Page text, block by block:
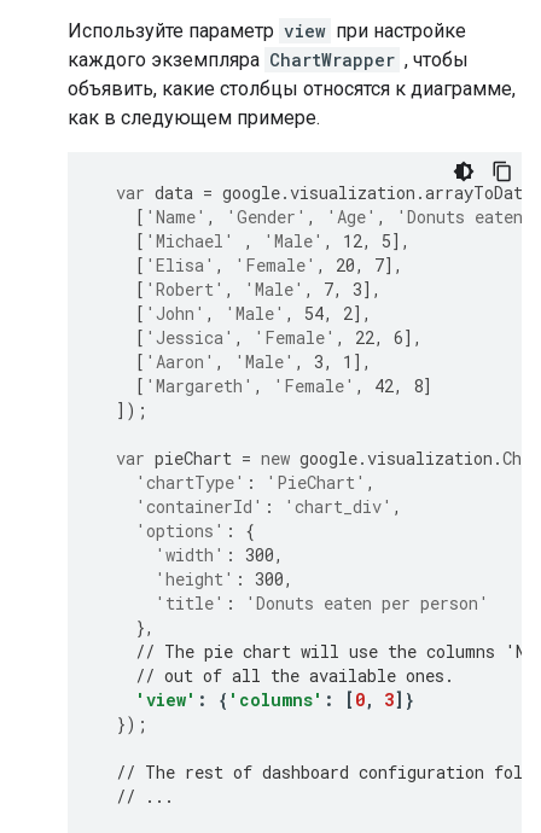
Используйте параметр view при настройке
каждого экземпляра ChartWrapper , чтобы
объявить, какие столбцы относятся к диаграмме,
как в следующем примере.
var data = google.visualization .
[ 'Name' , 'Gender' , 'Age' , 'Donuts eaten'
[ 'Michael' , 'Male' , 12, 5],
[ 'Elisa' , 'Female' , 20, 7],
[ 'Robert' , 'Male' , 7, 3],
[ 'John' , 'Male' , 54, 2],
[ 'Jessica' , 'Female' , 22, 6],
[ 'Aaron' , 'Male' , 3, 1 ],
[ 'Margareth' , 'Female' , 42, 8]
]);
var pieChart = new google.visualization .
'chartType' : 'PieChart' ,
'containerId' : 'chart_div' ,
'options' :
{
'width' : 300,
'height' : 300,
'title' :
'Donuts eaten per person'
},
// The pie chart will use the columns
// out of all the available ones.
'view' : { 'columns' : [ 0, 3]}
});
// The rest of dashboard configuration
// ...